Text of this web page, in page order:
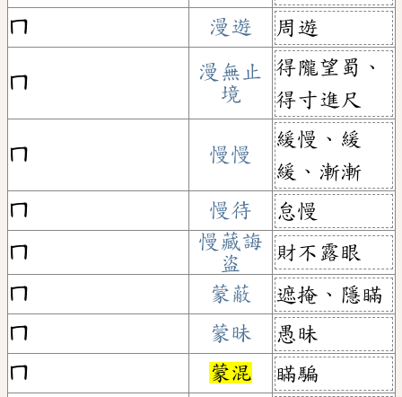
ㄇ
漫遊 周遊
ㄇ
漫無止
境
得隴望蜀、
得寸進尺
ㄇ 慢慢
緩慢、緩
緩、漸漸
ㄇ
慢待
怠慢
ㄇ
慢藏誨
盜
財不露眼
ㄇ
蒙蔽
遮掩、隱瞞
ㄇ
蒙昧
愚昧
ㄇ
蒙混
瞞騙